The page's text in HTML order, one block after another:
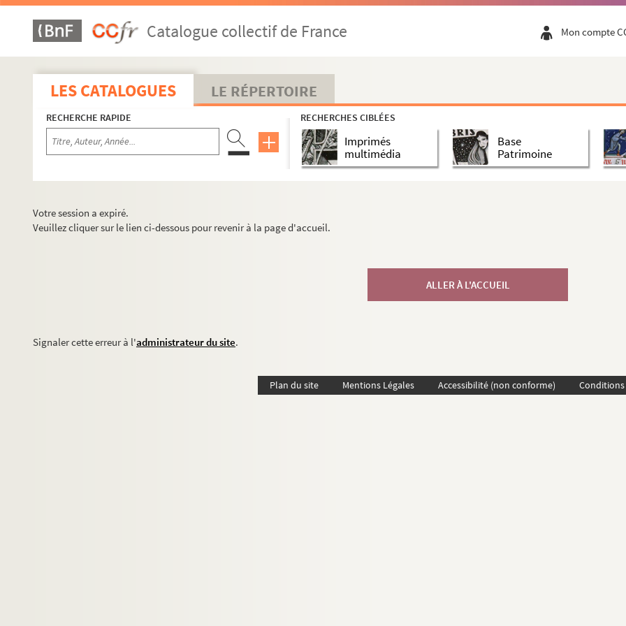
Catalogue collectif de France Mon compte
LES CATALOGUES LE RÉPERTOIRE
RECHERCHE RAPIDE RECHERCHES CIBLÉES
Imprimés
multimédia
Base
Patrimoine
Votre session a expiré.
Veuillez cliquer sur le lien ci-dessous pour revenir à la page d'accueil.
ALLER À L'ACCUEIL
Signaler cette erreur à l'administrateur du site.
Plan du site Mentions Légales Accessibilité (non conforme)